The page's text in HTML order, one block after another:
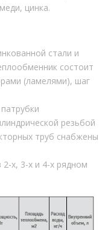
цинка.
стали и
состоит
(ламелями), шаг
резьбой
труб снабжены
х, 3-х и 4-х рядном